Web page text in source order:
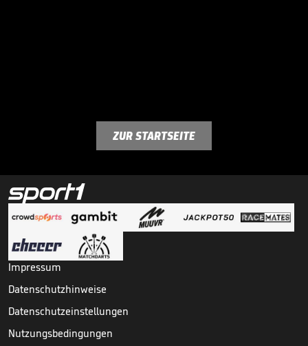
ZUR STARTSEITE
Impressum
Datenschutzhinweise
Datenschutzeinstellungen
Nutzungsbedingungen